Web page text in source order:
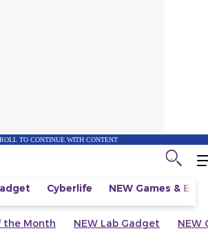
TO CONTINUE WITH CONTENT
Cyberlife NEW Games &
the Month NEW Lab Gadget NEW